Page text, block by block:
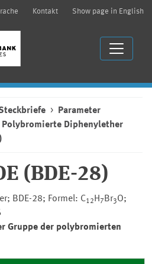
Kontakt Show page in English
Parameter
Polybromierte Diphenylether
(BDE-28)
BDE-28; Formel: C12 H 7 Br3O;
Gruppe der polybromierten